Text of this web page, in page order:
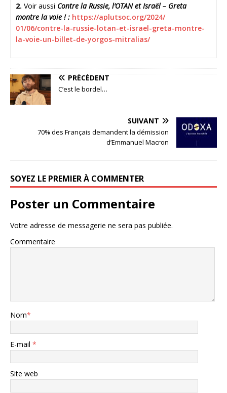
2. Voir aussi Contre la Russie, l’OTAN et Israël – Greta
montre la voie ! : https://aplutsoc.org/2024/
01/06/contre-la-russie-lotan-et-israel-greta-montre-
la-voie-un-billet-de-yorgos-mitralias/
PRÉCÉDENT
C’est le bordel…
SUIVANT
70% des Français demandent la démission
d’Emmanuel Macron
SOYEZ LE PREMIER À COMMENTER
Poster un Commentaire
Votre adresse de messagerie ne sera pas publiée.
Commentaire
Nom*
E-mail *
Site web